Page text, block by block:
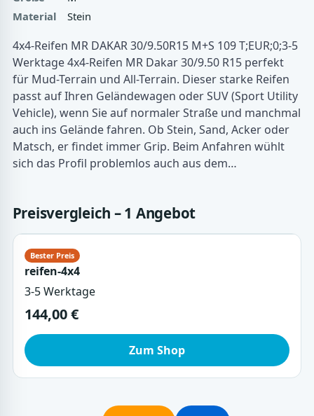
Material
Stein
4x4-Reifen MR DAKAR 30/9.50R15 M+S 109 T;EUR;0;3-5
Werktage 4x4-Reifen MR Dakar 30/9.50 R15 perfekt
für Mud-Terrain und All-Terrain. Dieser starke Reifen
passt auf Ihren Geländewagen oder SUV (Sport Utility
Vehicle), wenn Sie auf normaler Straße und manchmal
auch ins Gelände fahren. Ob Stein, Sand, Acker oder
Matsch, er findet immer Grip. Beim Anfahren wühlt
sich das Profil problemlos auch aus dem…
Preisvergleich – 1 Angebot
reifen-4x4
3-5 Werktage
144,00 €
Zum Shop